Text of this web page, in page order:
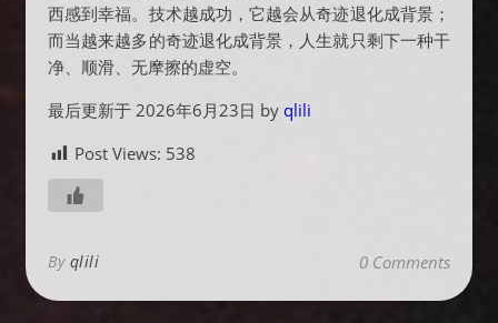
西感到幸福。技术越成功，它越会从奇迹退化成背景；
而当越来越多的奇迹退化成背景，人生就只剩下一种干
净、顺滑、无摩擦的虚空。
最后更新于 2026年6月23日 by qlili
Post Views: 538
By qlili 0 Comments